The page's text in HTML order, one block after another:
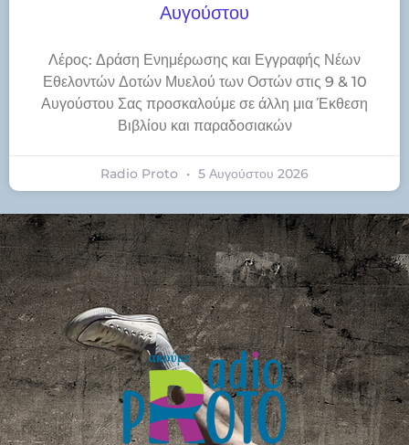
Αυγούστου
Λέρος: Δράση Ενημέρωσης και Εγγραφής Νέων
Εθελοντών Δοτών Μυελού των Οστών στις 9 & 10
Αυγούστου Σας προσκαλούμε σε άλλη μια Έκθεση
Βιβλίου και παραδοσιακών
Radio Proto 5 Αυγούστου 2026